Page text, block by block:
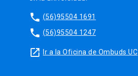
phone (56)95504 1691
phone (56)95504 1247
launch Ir a la Oficina de Ombuds UC